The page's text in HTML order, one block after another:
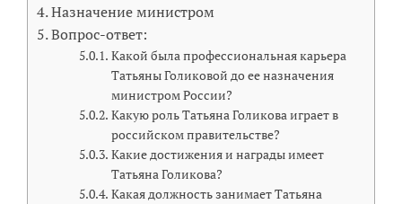
Назначение министром
Вопрос-ответ:
Какой была профессиональная карьера
Татьяны Голиковой до ее назначения
министром России?
Какую роль Татьяна Голикова играет в
российском правительстве?
Какие достижения и награды имеет
Татьяна Голикова?
Какая должность занимает Татьяна